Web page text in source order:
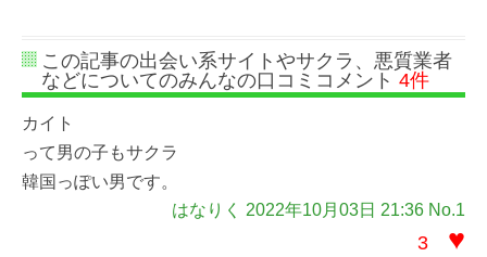
この記事の出会い系サイトやサクラ、悪質業者
などについてのみんなの口コミコメント 4件
カイト
って男の子もサクラ
韓国っぽい男です。
はなりく 2022年10月03日 21:36 No.1
3 ♥